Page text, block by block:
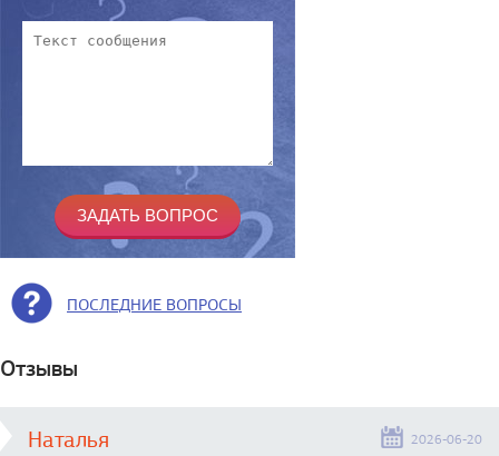
ПОСЛЕДНИЕ ВОПРОСЫ
Отзывы
Наталья 2026-06-20